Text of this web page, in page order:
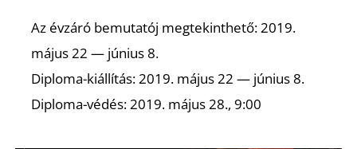
Az évzáró bemutatój megtekinthető: 2019.
május 22 — június 8.
Diploma-kiállítás: 2019. május 22 — június 8.
Diploma-védés: 2019. május 28., 9:00